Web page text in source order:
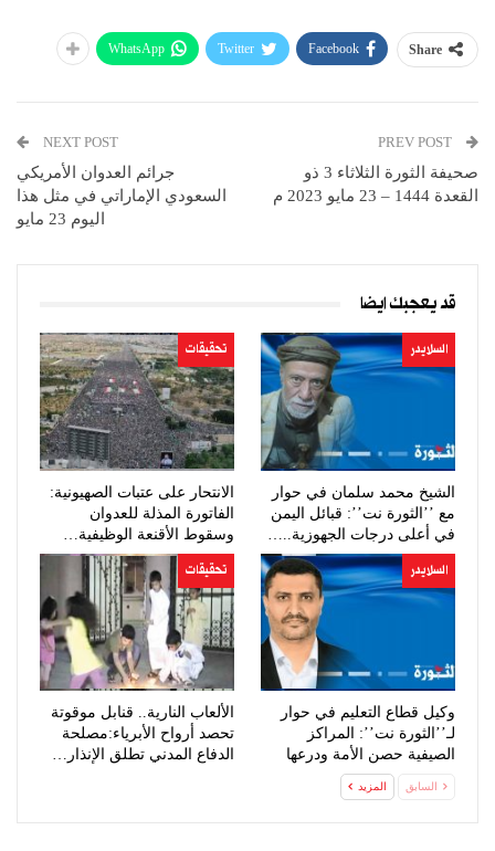
Share
Facebook
Twitter
WhatsApp
صحيفة الثورة الثلاثاء 3 ذو
القعدة 1444 – 23 مايو 2023 م
NEXT POST
جرائم العدوان الأمريكي
السعودي الإماراتي في مثل هذا
اليوم 23 مايو
قد يعجبك ايضا
السلايدر
الشيخ محمد سلمان في حوار
مع ’’الثورة نت’’: قبائل اليمن
في أعلى درجات الجهوزية..…
تحقيقات
الانتحار على عتبات الصهيونية:
الفاتورة المذلة للعدوان
وسقوط الأقنعة الوظيفية…
السلايدر
وكيل قطاع التعليم في حوار
لـ’’الثورة نت’’: المراكز
الصيفية حصن الأمة ودرعها
لتحصين…
تحقيقات
الألعاب النارية.. قنابل موقوتة
تحصد أرواح الأبرياء:مصلحة
الدفاع المدني تطلق الإنذار…
السابق المزيد